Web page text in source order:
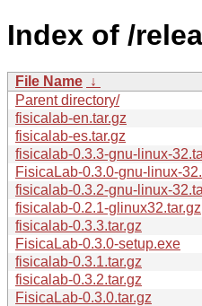
Index of /
File Name ↓
Parent directory/
fisicalab-en.tar.gz
fisicalab-es.tar.gz
fisicalab-0.3.3-gnu-linux-
FisicaLab-0.3.0-gnu-linux-
fisicalab-0.3.2-gnu-linux-
fisicalab-0.2.1-glinux32.tar.gz
fisicalab-0.3.3.tar.gz
FisicaLab-0.3.0-setup.exe
fisicalab-0.3.1.tar.gz
fisicalab-0.3.2.tar.gz
FisicaLab-0.3.0.tar.gz